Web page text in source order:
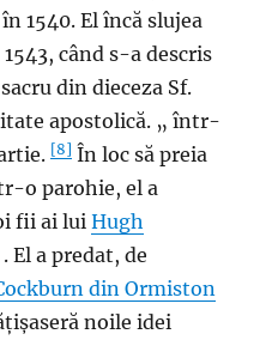
în 1540. El încă slujea
când s-a descris
din dieceza Sf.
apostolică. „ într-
[8] În loc să preia
o parohie, el a
fii ai luiHugh
. El a predat, de
din Ormiston
noile idei